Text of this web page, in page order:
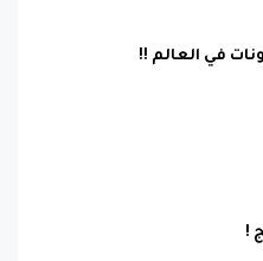
في العالم !!
!